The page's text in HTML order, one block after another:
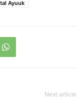
Ayuuk
Next article